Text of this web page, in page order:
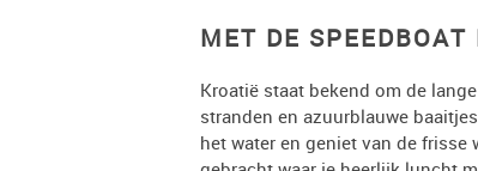
MET DE
Kroatië staat bekend om de
stranden en azuurblauwe
het water en geniet van de